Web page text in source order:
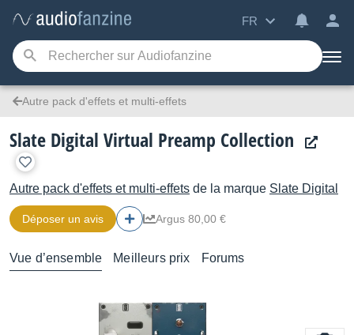
FR
Autre pack d'effets et multi-effets
Slate Digital Virtual Preamp Collection
Autre pack d'effets et multi-effets de la marque Slate Digital
Déposer un avis Argus 80,00 €
Vue d’ensemble Meilleurs prix Forums